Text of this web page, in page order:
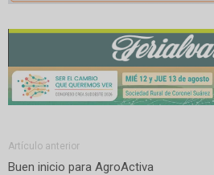
Artículo anterior
Buen inicio para AgroActiva